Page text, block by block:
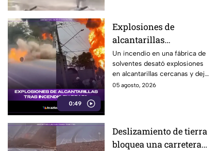
0:49
Explosiones de
alcantarillas
sorprenden a peatones
tras enorme incendio
en Brasil
Un incendio en una fábrica de
solventes desató explosiones
en alcantarillas cercanas y dejó
al menos un peatón herido.
05 agosto, 2026
Deslizamiento de tierra
bloquea una carretera